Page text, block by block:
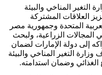
المناخي والبيئة
العلاقات المشتركة
المتحدة وجمهورية مصر
المجالات الزراعية، ولبحث
إلى دولة الإمارات لضمان
التغير المناخي والبيئة
الغذائي وضمان استدامته.